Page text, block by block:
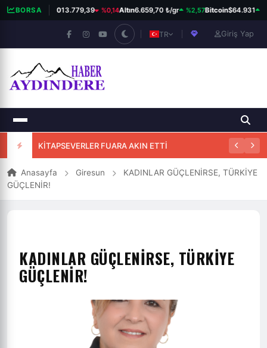
BORSA
BIST 10013.779,39 %0,14Altın6.659,70 ₺/gr %2,57Bitcoin$64.931
TR Giriş Yap
KİTAPSEVERLER FUARA AKIN ETTİ
Anasayfa Giresun
KADINLAR GÜÇLENİRSE, TÜRKİYE
GÜÇLENİR!
KADINLAR GÜÇLENİRSE, TÜRKİYE
GÜÇLENİR!